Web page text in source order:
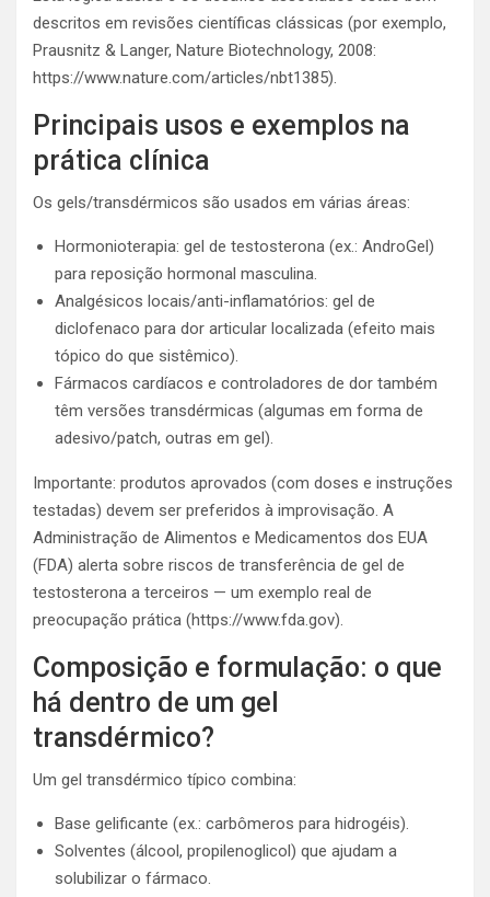
descritos em revisões científicas clássicas (por exemplo,
Prausnitz & Langer, Nature Biotechnology, 2008:
https://www.nature.com/articles/nbt1385).
Principais usos e exemplos na
prática clínica
Os gels/transdérmicos são usados em várias áreas:
Hormonioterapia: gel de testosterona (ex.: AndroGel)
para reposição hormonal masculina.
Analgésicos locais/anti-inflamatórios: gel de
diclofenaco para dor articular localizada (efeito mais
tópico do que sistêmico).
Fármacos cardíacos e controladores de dor também
têm versões transdérmicas (algumas em forma de
adesivo/patch, outras em gel).
Importante: produtos aprovados (com doses e instruções
testadas) devem ser preferidos à improvisação. A
Administração de Alimentos e Medicamentos dos EUA
(FDA) alerta sobre riscos de transferência de gel de
testosterona a terceiros — um exemplo real de
preocupação prática (https://www.fda.gov).
Composição e formulação: o que
há dentro de um gel
transdérmico?
Um gel transdérmico típico combina:
Base gelificante (ex.: carbômeros para hidrogéis).
Solventes (álcool, propilenoglicol) que ajudam a
solubilizar o fármaco.